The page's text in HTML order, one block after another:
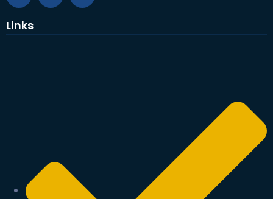
Links